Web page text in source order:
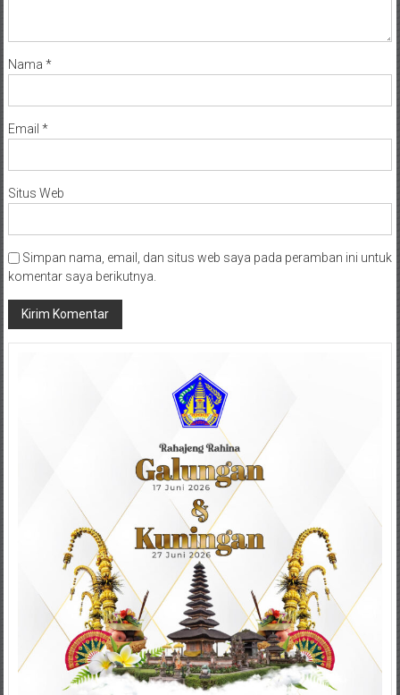
Nama *
Email *
Situs Web
Simpan nama, email, dan situs web saya pada peramban ini untuk
komentar saya berikutnya.